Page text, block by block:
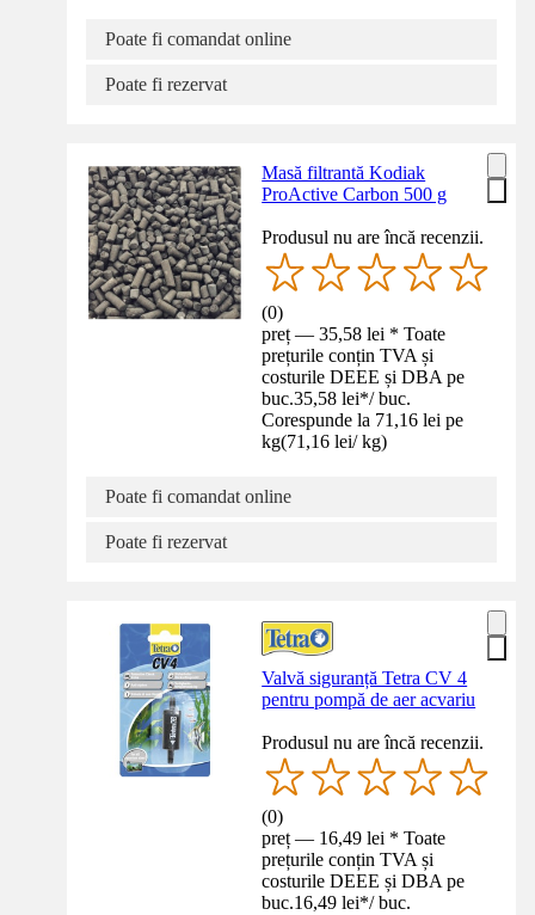
Poate fi comandat online
Poate fi rezervat
Masă filtrantă Kodiak
ProActive Carbon 500 g
Produsul nu are încă recenzii.
(0)
preț — 35,58 lei * Toate
prețurile conțin TVA și
costurile DEEE și DBA pe
buc.35,58 lei*/ buc.
Corespunde la 71,16 lei pe
kg(71,16 lei/ kg)
Poate fi comandat online
Poate fi rezervat
Valvă siguranță Tetra CV 4
pentru pompă de aer acvariu
Produsul nu are încă recenzii.
(0)
preț — 16,49 lei * Toate
prețurile conțin TVA și
costurile DEEE și DBA pe
buc.16,49 lei*/ buc.